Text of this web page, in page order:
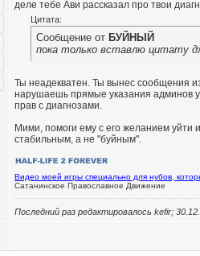
деле тебе Ави рассказал про твои
Цитата:
Сообщение от БУЙНЫЙ
пока только вставлю цитату
Ты неадекватен. Ты вынес сообщения
нарушаешь прямые указания админов
прав с диагнозами.
Мими, помоги ему с его желанием уйти
стабильным, а не "буйным".
Видео моей игры специально для нубов,
Сатанинское Православное Движение
Последний раз редактировалось kefir;